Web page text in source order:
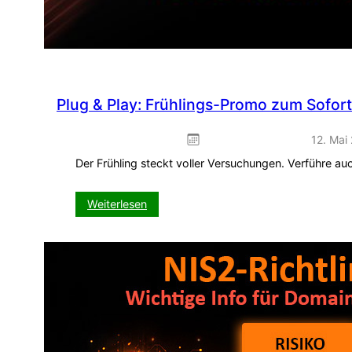
Plug & Play: Frühlings-Promo zum
12. Mai
Der Frühling steckt voller Versuchungen. Verführe
Weiterlesen:
Plug
Play:
Frühlings-
Promo
zum
Einbinden